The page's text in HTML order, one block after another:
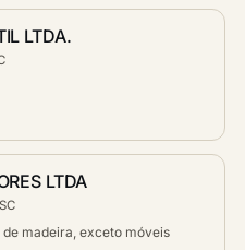
LTDA.
LTDA
madeira, exceto móveis